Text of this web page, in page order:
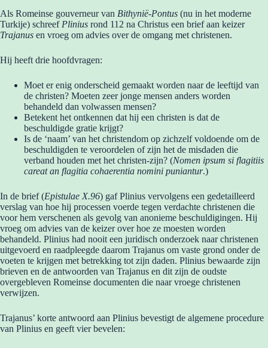
Als Romeinse gouverneur van Bithynië-Pontus (nu in het moderne
Turkije) schreef Plinius rond 112 na Christus een brief aan keizer
Trajanus en vroeg om advies over de omgang met christenen.
Hij heeft drie hoofdvragen:
Moet er enig onderscheid gemaakt worden naar de leeftijd van
de christen? Moeten zeer jonge mensen anders worden
behandeld dan volwassen mensen?
Betekent het ontkennen dat hij een christen is dat de
beschuldigde gratie krijgt?
Is de ‘naam’ van het christendom op zichzelf voldoende om de
beschuldigden te veroordelen of zijn het de misdaden die
verband houden met het christen-zijn? (Nomen ipsum si flagitiis
careat an flagitia cohaerentia nomini puniantur.)
In de brief (Epistulae X.96) gaf Plinius vervolgens een gedetailleerd
verslag van hoe hij processen voerde tegen verdachte christenen die
voor hem verschenen als gevolg van anonieme beschuldigingen. Hij
vroeg om advies van de keizer over hoe ze moesten worden
behandeld. Plinius had nooit een juridisch onderzoek naar christenen
uitgevoerd en raadpleegde daarom Trajanus om vaste grond onder de
voeten te krijgen met betrekking tot zijn daden. Plinius bewaarde zijn
brieven en de antwoorden van Trajanus en dit zijn de oudste
overgebleven Romeinse documenten die naar vroege christenen
verwijzen.
Trajanus’ korte antwoord aan Plinius bevestigt de algemene procedure
van Plinius en geeft vier bevelen: